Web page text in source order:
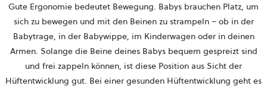
Gute Ergonomie bedeutet Bewegung. Babys brauchen Platz, um
sich zu bewegen und mit den Beinen zu strampeln – ob in der
Babytrage, in der Babywippe, im Kinderwagen oder in deinen
Armen. Solange die Beine deines Babys bequem gespreizt sind
und frei zappeln können, ist diese Position aus Sicht der
Hüftentwicklung gut. Bei einer gesunden Hüftentwicklung geht es